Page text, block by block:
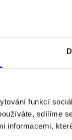
funkcí
sdílíme
informacemi,